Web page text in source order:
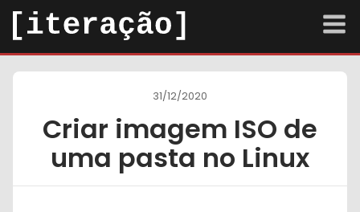
contato
Tema escuro
Criar imagem ISO de
uma pasta no Linux
31/12/2020